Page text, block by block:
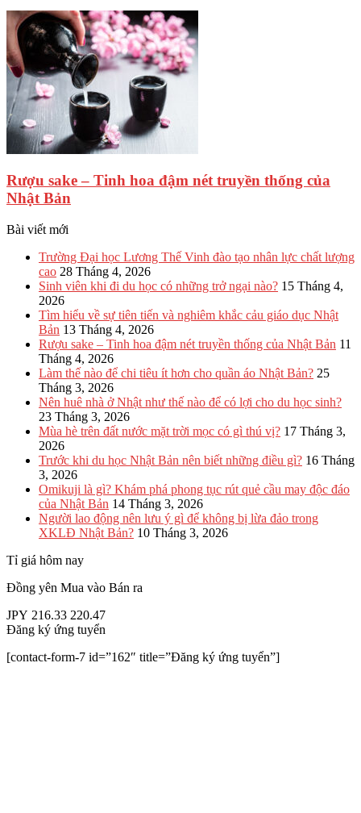
Rượu sake – Tinh hoa đậm nét truyền thống của
Nhật Bản
Bài viết mới
Trường Đại học Lương Thế Vinh đào tạo nhân lực chất lượng
cao 28 Tháng 4, 2026
Sinh viên khi đi du học có những trở ngại nào? 15 Tháng 4,
2026
Tìm hiểu về sự tiên tiến và nghiêm khắc cảu giáo dục Nhật
Bản 13 Tháng 4, 2026
Rượu sake – Tinh hoa đậm nét truyền thống của Nhật Bản 11
Tháng 4, 2026
Làm thế nào để chi tiêu ít hơn cho quần áo Nhật Bản? 25
Tháng 3, 2026
Nên huê nhà ở Nhật như thế nào để có lợi cho du học sinh?
23 Tháng 3, 2026
Mùa hè trên đất nước mặt trời mọc có gì thú vị? 17 Tháng 3,
2026
Trước khi du học Nhật Bản nên biết những điều gì? 16 Tháng
3, 2026
Omikuji là gì? Khám phá phong tục rút quẻ cầu may độc đáo
của Nhật Bản 14 Tháng 3, 2026
Người lao động nên lưu ý gì để không bị lừa đảo trong
XKLĐ Nhật Bản? 10 Tháng 3, 2026
Tỉ giá hôm nay
Đồng yên Mua vào Bán ra
JPY 216.33 220.47
Đăng ký ứng tuyển
[contact-form-7 id=”162″ title=”Đăng ký ứng tuyển”]